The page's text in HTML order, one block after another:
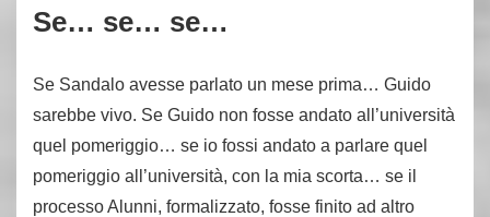
Se… se… se…
Se Sandalo avesse parlato un mese prima… Guido
sarebbe vivo. Se Guido non fosse andato all’università
quel pomeriggio… se io fossi andato a parlare quel
pomeriggio all’università, con la mia scorta… se il
processo Alunni, formalizzato, fosse finito ad altro